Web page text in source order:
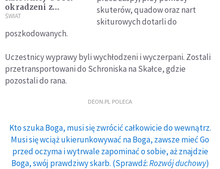
okradzeni z
wyposażenia
ŚWIAT
skuterów, quadow oraz nart
skiturowych dotarli do
poszkodowanych.
Uczestnicy wyprawy byli wychłodzeni i wyczerpani. Zostali
przetransportowani do Schroniska na Skałce, gdzie
pozostali do rana.
DEON.PL POLECA
Kto szuka Boga, musi się zwrócić całkowicie do wewnątrz.
Musi się wciąż ukierunkowywać na Boga, zawsze mieć Go
przed oczyma i wytrwale zapominać o sobie, aż znajdzie
Boga, swój prawdziwy skarb. (Sprawdź:Rozwój duchowy)